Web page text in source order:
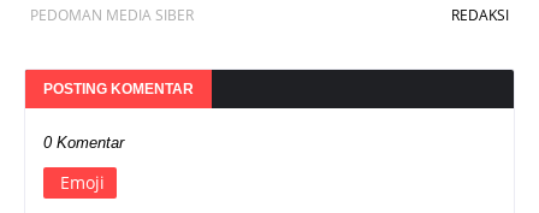
REDAKSI
PEDOMAN MEDIA SIBER
POSTING KOMENTAR
0 Komentar
Emoji